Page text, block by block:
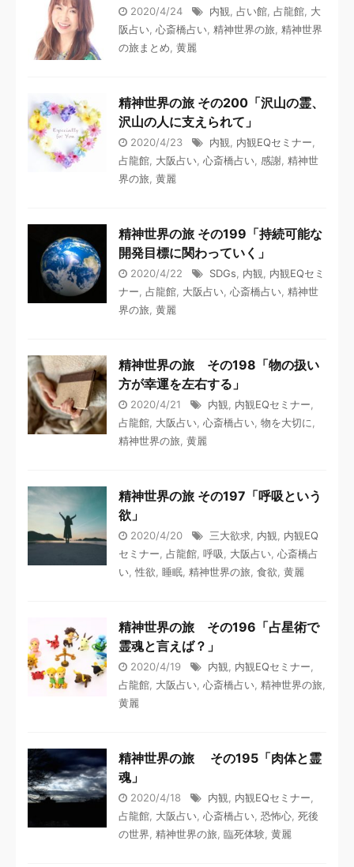
2020/4/24 内観, 占い館, 占龍館, 大
阪占い, 心斎橋占い, 精神世界の旅, 精神世界
の旅まとめ, 黄麗
精神世界の旅 その200「沢山の霊、
沢山の人に支えられて」
2020/4/23 内観, 内観EQセミナー,
占龍館, 大阪占い, 心斎橋占い, 感謝, 精神世
界の旅, 黄麗
精神世界の旅 その199「持続可能な
開発目標に関わっていく」
2020/4/22 SDGs, 内観, 内観EQセミ
ナー, 占龍館, 大阪占い, 心斎橋占い, 精神世
界の旅, 黄麗
精神世界の旅 その198「物の扱い
方が幸運を左右する」
2020/4/21 内観, 内観EQセミナー,
占龍館, 大阪占い, 心斎橋占い, 物を大切に,
精神世界の旅, 黄麗
精神世界の旅 その197「呼吸という
欲」
2020/4/20 三大欲求, 内観, 内観EQ
セミナー, 占龍館, 呼吸, 大阪占い, 心斎橋占
い, 性欲, 睡眠, 精神世界の旅, 食欲, 黄麗
精神世界の旅 その196「占星術で
霊魂と言えば？」
2020/4/19 内観, 内観EQセミナー,
占龍館, 大阪占い, 心斎橋占い, 精神世界の旅,
黄麗
精神世界の旅 その195「肉体と霊
魂」
2020/4/18 内観, 内観EQセミナー,
占龍館, 大阪占い, 心斎橋占い, 恐怖心, 死後
の世界, 精神世界の旅, 臨死体験, 黄麗